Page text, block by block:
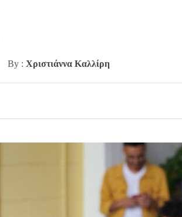
By : Χριστιάννα Καλλίρη